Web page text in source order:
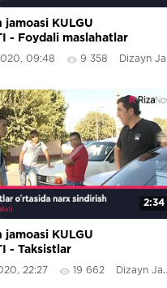
jamoasi KULGU
- Foydali maslahatlar
09:48 9 358 Dizayn Jamoasi
2:34
jamoasi KULGU
- Taksistlar
narx sindirish
22:27 19 662 Dizayn Jamoasi